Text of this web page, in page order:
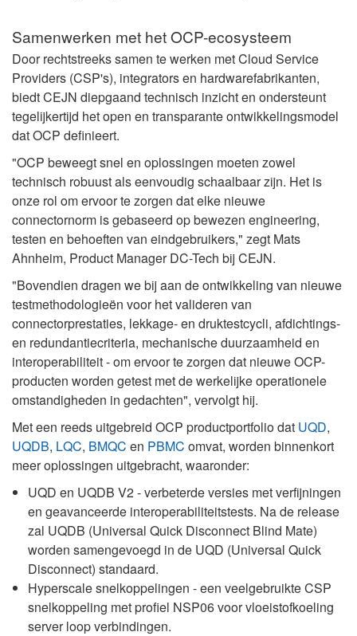
Samenwerken met het OCP-ecosysteem
Door rechtstreeks samen te werken met Cloud Service
Providers (CSP's), integrators en hardwarefabrikanten,
biedt CEJN diepgaand technisch inzicht en ondersteunt
tegelijkertijd het open en transparante ontwikkelingsmodel
dat OCP definieert.
"OCP beweegt snel en oplossingen moeten zowel
technisch robuust als eenvoudig schaalbaar zijn. Het is
onze rol om ervoor te zorgen dat elke nieuwe
connectornorm is gebaseerd op bewezen engineering,
testen en behoeften van eindgebruikers," zegt Mats
Ahnheim, Product Manager DC-Tech bij CEJN.
"Bovendien dragen we bij aan de ontwikkeling van nieuwe
testmethodologieën voor het valideren van
connectorprestaties, lekkage- en druktestcycli, afdichtings-
en redundantiecriteria, mechanische duurzaamheid en
interoperabiliteit - om ervoor te zorgen dat nieuwe OCP-
producten worden getest met de werkelijke operationele
omstandigheden in gedachten", vervolgt hij.
Met een reeds uitgebreid OCP productportfolio dat UQD,
UQDB, LQC, BMQC en PBMC omvat, worden binnenkort
meer oplossingen uitgebracht, waaronder:
UQD en UQDB V2 - verbeterde versies met verfijningen
en geavanceerde interoperabiliteitstests. Na de release
zal UQDB (Universal Quick Disconnect Blind Mate)
worden samengevoegd in de UQD (Universal Quick
Disconnect) standaard.
Hyperscale snelkoppelingen - een veelgebruikte CSP
snelkoppeling met profiel NSP06 voor vloeistofkoeling
server loop verbindingen.